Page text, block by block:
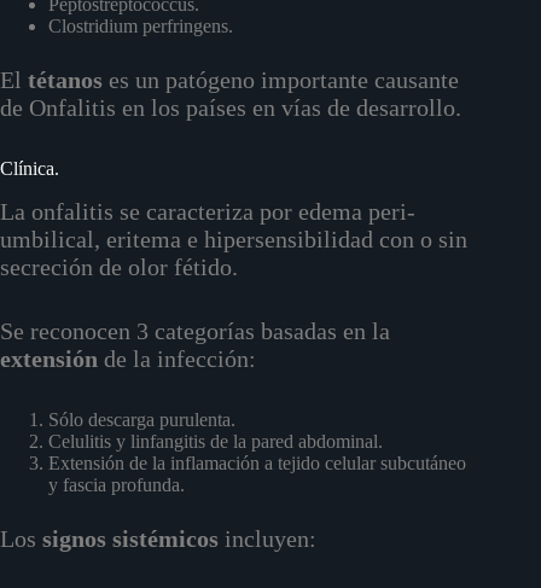
Peptostreptococcus.
Clostridium perfringens.
El tétanos es un patógeno importante causante
de Onfalitis en los países en vías de desarrollo.
Clínica.
La onfalitis se caracteriza por edema peri-
umbilical, eritema e hipersensibilidad con o sin
secreción de olor fétido.
Se reconocen 3 categorías basadas en la
extensión de la infección:
Sólo descarga purulenta.
Celulitis y linfangitis de la pared abdominal.
Extensión de la inflamación a tejido celular subcutáneo
y fascia profunda.
Los signos sistémicos incluyen: